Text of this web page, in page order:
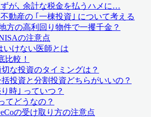
が､ 余計な税金を払うハメに…
不動産の ｢一棟投資｣ について考える
方の高利回り物件で一攫千金？
の注意点
いけない医師とは
比較！
な投資のタイミングは？
投資と分割投資どちらがいいの？
時｣ っていつ？
てどうなの？
の受け取り方の注意点